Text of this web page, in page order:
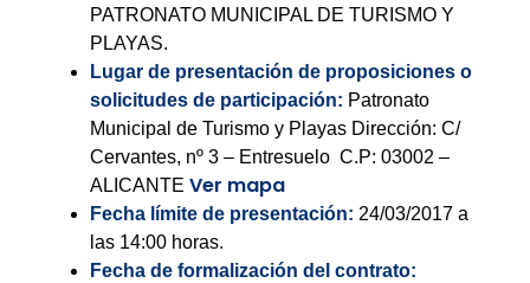
PATRONATO MUNICIPAL DE TURISMO Y
PLAYAS.
Lugar de presentación de proposiciones o
solicitudes de participación: Patronato
Municipal de Turismo y Playas Dirección: C/
Cervantes, nº 3 – Entresuelo C.P: 03002 –
ALICANTE Ver mapa
Fecha límite de presentación: 24/03/2017 a
las 14:00 horas.
Fecha de formalización del contrato: